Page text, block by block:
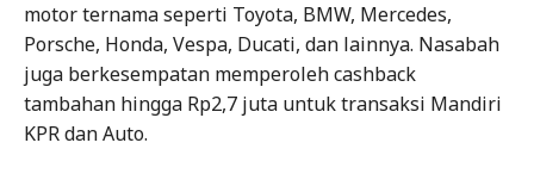
motor ternama seperti Toyota, BMW, Mercedes,
Porsche, Honda, Vespa, Ducati, dan lainnya. Nasabah
juga berkesempatan memperoleh cashback
tambahan hingga Rp2,7 juta untuk transaksi Mandiri
KPR dan Auto.